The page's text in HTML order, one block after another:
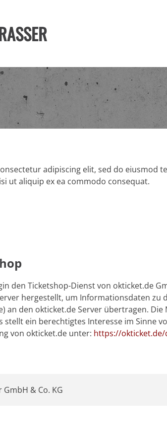
adipiscing elit, sed do
ut aliquip ex ea commodo consequat.
den Ticketshop-Dienst von okticket.de
hergestellt, um Informationsdaten
an den okticket.de Server übertragen.
stellt ein berechtigtes Interesse im Sinne
von okticket.de unter: https://
& Co. KG